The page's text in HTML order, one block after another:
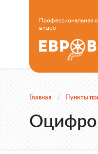
Профессиональная
видео
Главная Пункты